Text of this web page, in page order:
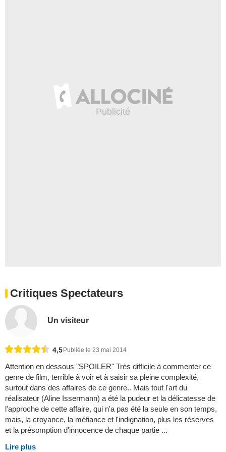
Critiques Spectateurs
Un visiteur
4,5 Publiée le 23 mai 2014
Attention en dessous "SPOILER" Très difficile à commenter ce
genre de film, terrible à voir et à saisir sa pleine complexité,
surtout dans des affaires de ce genre.. Mais tout l'art du
réalisateur (Aline Issermann) a été la pudeur et la délicatesse de
l'approche de cette affaire, qui n'a pas été la seule en son temps,
mais, la croyance, la méfiance et l'indignation, plus les réserves
et la présomption d'innocence de chaque partie ...
Lire plus